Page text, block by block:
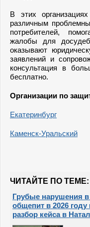
В этих
различным
потребителей,
жалобы для
оказывают
заявлений и
консультация в
бесплатно.
Организации по
Екатеринбург
Каменск-Уральский
ЧИТАЙТЕ ПО ТЕМЕ:
Грубые нарушения
общепит в 2026
разбор кейса в